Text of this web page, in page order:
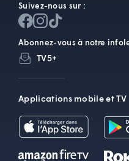
Suivez-nous sur :
Abonnez-vous à notre
TV5+
Applications mobile et TV